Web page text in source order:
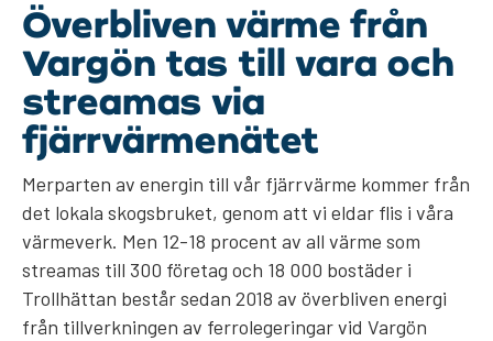
Överbliven värme från
Vargön tas till vara och
streamas via
fjärrvärmenätet
Merparten av energin till vår fjärrvärme kommer från
det lokala skogsbruket, genom att vi eldar flis i våra
värmeverk. Men 12-18 procent av all värme som
streamas till 300 företag och 18 000 bostäder i
Trollhättan består sedan 2018 av överbliven energi
från tillverkningen av ferrolegeringar vid Vargön